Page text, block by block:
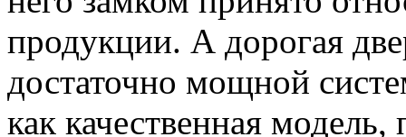
продукции. А дорогая
достаточно мощной
как качественная